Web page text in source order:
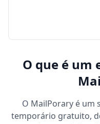
O que é um
O MailPorary é um
temporário gratuito,